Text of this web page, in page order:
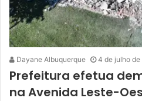
Dayane Albuquerque 4 de julho
Prefeitura efetua
na Avenida Leste-